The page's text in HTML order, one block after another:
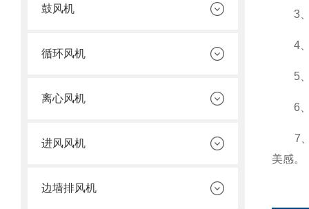
鼓风机
循环风机
离心风机
进风风机
边墙排风机
3、
4、静
5、多
6、
7、
美感。